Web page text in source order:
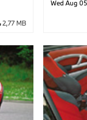
2,77 MB
Wed Aug